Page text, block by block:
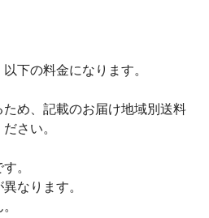
下の料金になります。
め、記載のお届け地域別送料
さい。
。
なります。